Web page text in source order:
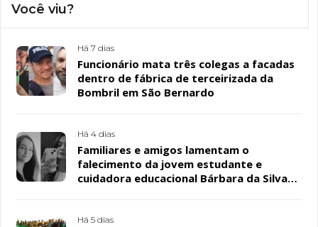
Você viu?
Há 7 dias
Funcionário mata três colegas a facadas
dentro de fábrica de terceirizada da
Bombril em São Bernardo
Há 4 dias
Familiares e amigos lamentam o
falecimento da jovem estudante e
cuidadora educacional Bárbara da Silva
Há 5 dias